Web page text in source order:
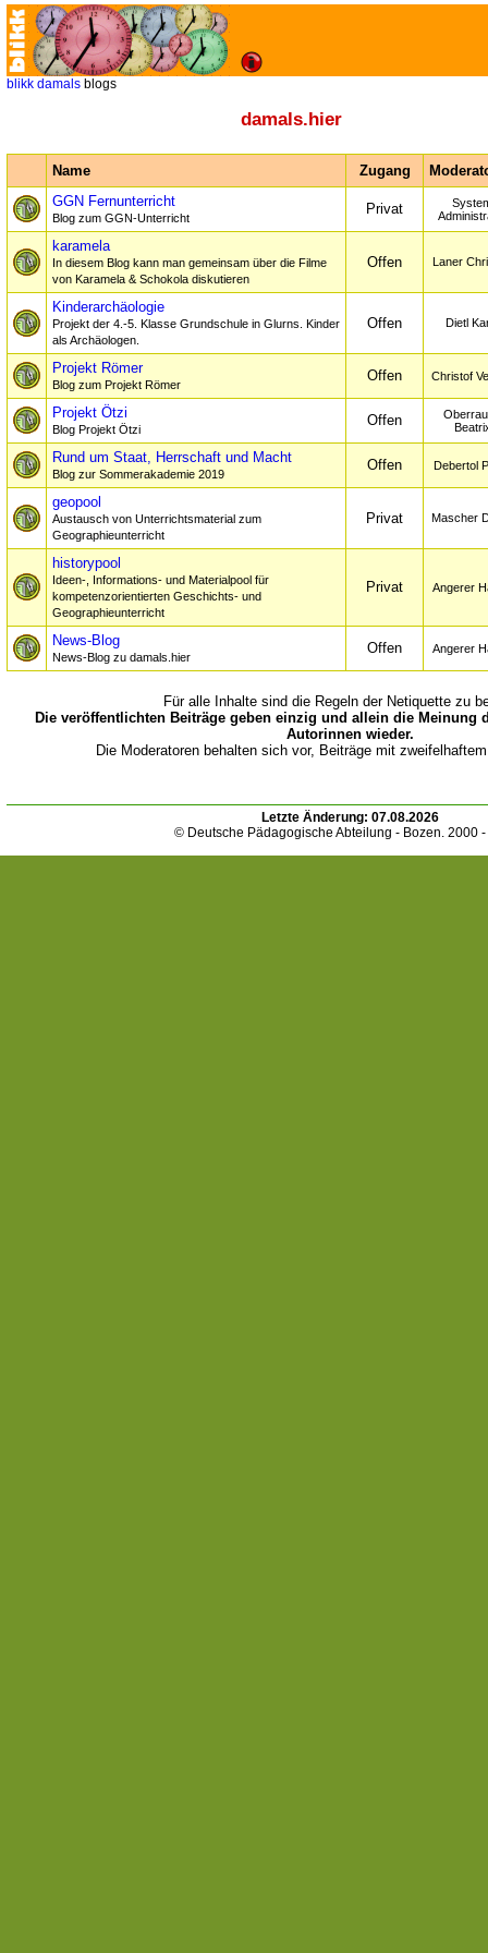
blikk damals blogs
damals.hier
Name Zugang
GGN Fernunterricht
Blog zum GGN-Unterricht
Privat
karamela
In diesem Blog kann man gemeinsam über die Filme
von Karamela & Schokola diskutieren
Offen Laner
Kinderarchäologie
Projekt der 4.-5. Klasse Grundschule in Glurns. Kinder
als Archäologen.
Offen Dietl
Projekt Römer
Blog zum Projekt Römer
Offen Christof
Projekt Ötzi
Blog Projekt Ötzi
Offen
Rund um Staat, Herrschaft und Macht
Blog zur Sommerakademie 2019
Offen Debertol
geopool
Austausch von Unterrichtsmaterial zum
Geographieunterricht
Privat Mascher
historypool
Ideen-, Informations- und Materialpool für
kompetenzorientierten Geschichts- und
Geographieunterricht
Privat Angerer
News-Blog
News-Blog zu damals.hier
Offen Angerer
Für alle Inhalte sind die Regeln der Netiquette zu
Die veröffentlichten Beiträge geben einzig und allein die Meinung
Autorinnen wieder.
Die Moderatoren behalten sich vor, Beiträge mit
Letzte Änderung: 07.08.2026
© Deutsche Pädagogische Abteilung - Bozen. 2000 -